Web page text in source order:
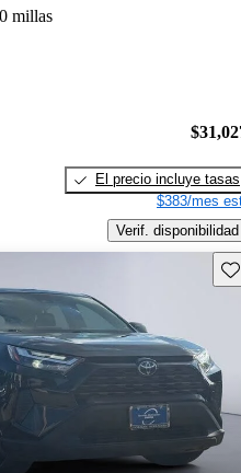
millas
El precio incluye tasas
$383/mes
Verif. disponibilidad